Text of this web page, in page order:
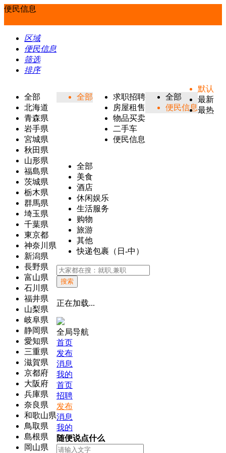
便民信息
区域
便民信息
筛选
排序
全部
北海道
青森県
岩手県
宮城県
秋田県
山形県
福島県
茨城県
栃木県
群馬県
埼玉県
千葉県
東京都
神奈川県
新潟県
長野県
富山県
石川県
福井県
山梨県
岐阜県
静岡県
愛知県
三重県
滋賀県
京都府
大阪府
兵庫県
奈良県
和歌山県
鳥取県
島根県
岡山県
全部
求职招聘
房屋租售
物品买卖
二手车
便民信息
全部
便民信息
全部
美食
酒店
休闲娱乐
生活服务
购物
旅游
其他
快递包裹（日-中）
默认
最新
最热
搜索
正在加载...
全局导航
首页
发布
消息
我的
首页
招聘
发布
消息
我的
随便说点什么